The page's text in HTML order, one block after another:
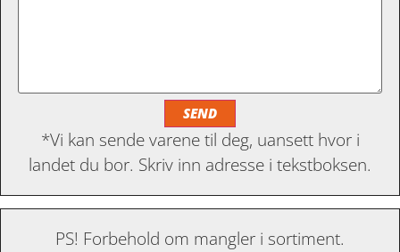
*Vi kan sende varene til deg, uansett hvor i
landet du bor. Skriv inn adresse i tekstboksen.
PS! Forbehold om mangler i sortiment.